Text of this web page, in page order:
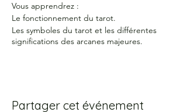
Vous apprendrez :
Le fonctionnement du tarot.
Les symboles du tarot et les différentes
significations des arcanes majeures.
Partager cet événement